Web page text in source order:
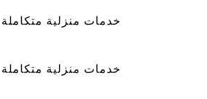
خدمات منزلية
خدمات منزلية